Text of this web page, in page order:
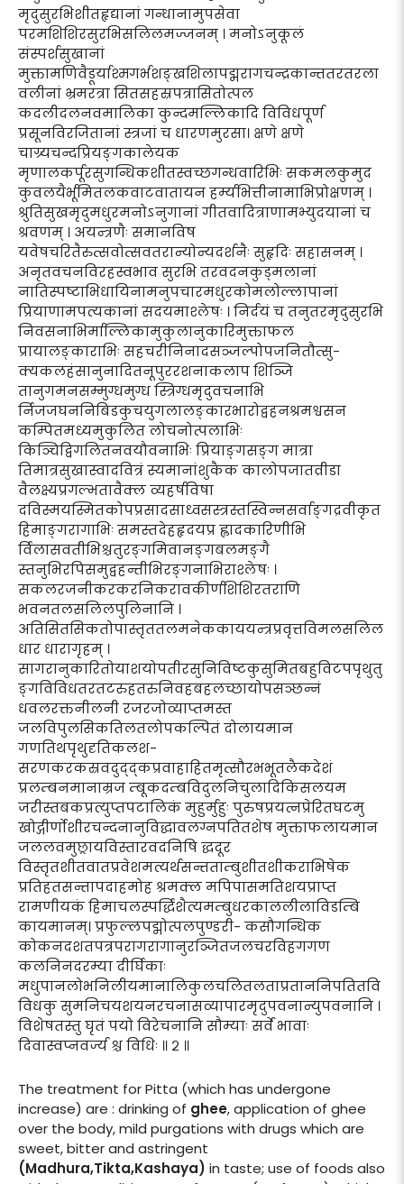
मृदुसुरभिशीतहृद्यानां गन्धानामुपसेवा
परमशिशिरसुरभिसलिलमज्जनम् । मनोऽनुकूलं
संस्पर्शसुखानां
मुक्तामणिवैडूर्याश्मगर्भशङ्खशिलापद्मरागचन्द्रकान्ततरतरला
वलीनां भ्रमरत्रा सितसहस्रपत्रासितोत्पल
कदलीदलनवमालिका कुन्दमल्लिकादि विविधपूर्ण
प्रसूनविरजितानां स्त्रजां च धारणमुरसा। क्षणे क्षणे
चाग्र्यचन्दप्रियङ्गकालेयक
मृणालकर्पूरसुगन्धिकशीतस्वच्छगन्धवारिभिः सकमलकुमुद
कुवलयैर्भूमितलकवाटवातायन हर्म्यभित्तीनामाभिप्रोक्षणम् ।
श्रुतिसुखमृदुमधुरमनोऽनुगानां गीतवादित्राणामभ्युदयानां च
श्रवणम् । अयन्त्रणैः समानविष
यवेषचरितैरुत्सवोत्सवतरान्योन्यदर्शनैः सुहृदिः सहासनम् ।
अनृतवचनविरहस्वभाव सुरभि तरवदनकुड्मलानां
नातिस्पष्टाभिधायिनामनुपचारमधुरकोमलोल्लापानां
प्रियाणामपत्यकानां सदयमाश्लेषः । निर्दयं च तनुतरमृदुसुरभि
निवसनाभिर्माल्लिकामुकुलानुकारिमुक्ताफल
प्रायालङ्काराभिः सहचरीनिनादसञ्जल्पोपजनितौत्सु-
क्यकलहंसानुनादितनूपुररशनाकलाप शिञ्जि
तानुगमनसम्मुग्धमुग्ध स्त्रिग्धमृदुवचनाभि
र्निजजघननिबिडकुचयुगलालङ्कारभारोद्वहनश्रमश्वसन
कम्पितमध्यमुकुलित लोचनोत्पलाभिः
किञ्चिद्विगलितनवयौवनाभिः प्रियाङ्गसङ्ग मात्रा
तिमात्रसुखास्वादवित्रं स्यमानांशुकैक कालोपजातव्रीडा
वैलक्ष्यप्रगल्भतावैक्ल व्यहर्षविषा
दविस्मयस्मितकोपप्रसादसाध्वसस्त्रस्तस्विन्नसर्वाङ्गद्रवीकृत
हिमाङ्गरागाभिः समस्तदेहहृदयप्र ह्लादकारिणीभि
र्विलासवतीभिश्चतुरङ्गमिवानङ्गबलमङ्गै
स्तनुभिरपिसमुद्वहन्तीभिरङ्गनाभिराश्लेषः ।
सकलरजनीकरकरनिकरावकीर्णशिशिरतराणि
भवनतलसलिलपुलिनानि ।
अतिसितसिकतोपास्तृततलमनेककाययन्त्रप्रवृत्तविमलसलिल
धार धारागृहम् ।
सागरानुकारितोयाशयोपतीरसुनिविष्टकुसुमितबहुविटपपृथुतु
ङ्गविविधतरतटरुहतरुनिवहबहलच्छायोपसञ्छन्नं
धवलरक्तनीलनी रजरजोव्याप्तमस्त
जलविपुलसिकतिलतलोपकल्पितं दोलायमान
गणतिथपृथुदृतिकलश-
सरणकरकस्रवदुद्द्कप्रवाहाहितमृत्सौरभभूतलैकदेशं
प्रलम्बनमानाम्रज म्बूकदम्बविदुलनिचुलादिकिसलयम
जरीस्तबकप्रत्युप्तपटालिकं मुहुर्मुहुः पुरुषप्रयत्नप्रेरितघटमु
खोद्गीर्णोशीरचन्दनानुविद्धावलग्नपतितशेष मुक्ताफलायमान
जललवमुछ्रायविस्तारवदनिषि द्धदूर
विस्तृतशीतवातप्रवेशमत्यर्थसन्तताम्बुशीतशीकराभिषेक
प्रतिहतसन्तापदाहमोह श्रमक्ल मपिपासमतिशयप्राप्त
रामणीयकं हिमाचलस्पर्द्धिशैत्यमम्बुधरकाललीलाविडम्बि
कायमानम्। प्रफुल्लपद्मोत्पलपुण्डरी- कसौगन्धिक
कोकनदशतपत्रपरागरागानुरञ्जितजलचरविहगगण
कलनिनदरम्या दीर्घिकाः
मधुपानलोभनिलीयमानालिकुलचलितलताप्रताननिपतितवि
विधकु सुमनिचयशयनरचनासव्यापारमृदुपवनान्युपवनानि ।
विशेषतस्तु घृतं पयो विरेचनानि सौम्याः सर्वे भावाः
दिवास्वप्नवर्ज्य श्च विधिः ॥ २ ॥
The treatment for Pitta (which has undergone
increase) are : drinking of ghee, application of ghee
over the body, mild purgations with drugs which are
sweet, bitter and astringent
(Madhura,Tikta,Kashaya) in taste; use of foods also